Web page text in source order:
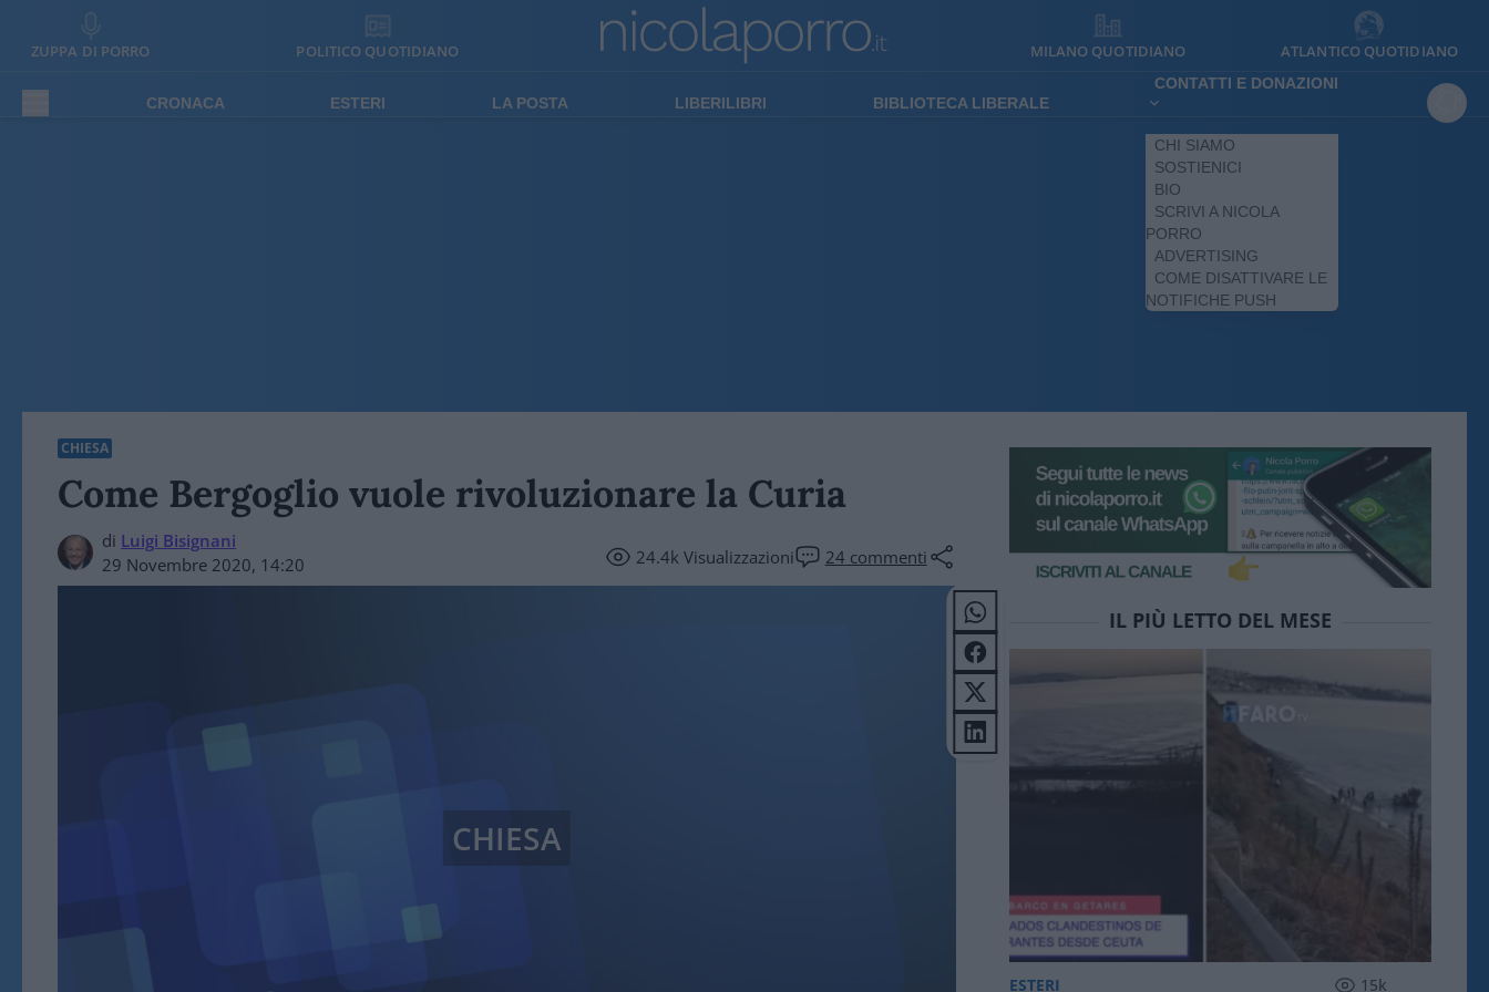
ZUPPA DI PORRO POLITICO QUOTIDIANO MILANO QUOTIDIANO ATLANTICO QUOTIDIANO
CRONACA ESTERI LA POSTA LIBERILIBRI BIBLIOTECA LIBERALE
CONTATTI E DONAZIONI
CHI SIAMO
SOSTIENICI
BIO
SCRIVI A NICOLA
PORRO
ADVERTISING
COME DISATTIVARE LE
NOTIFICHE PUSH
CHIESA
Come Bergoglio vuole rivoluzionare la Curia
di Luigi Bisignani
29 Novembre 2020, 14:20
24.4kVisualizzazioni 24 commenti
CHIESA
IL PIÙ LETTO DEL MESE
ESTERI 15k